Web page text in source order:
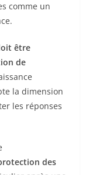
comme un
être
de
la dimension
les réponses
des